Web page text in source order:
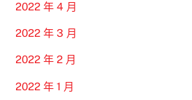
2022 年 4 月
2022 年 3 月
2022 年 2 月
2022 年 1 月